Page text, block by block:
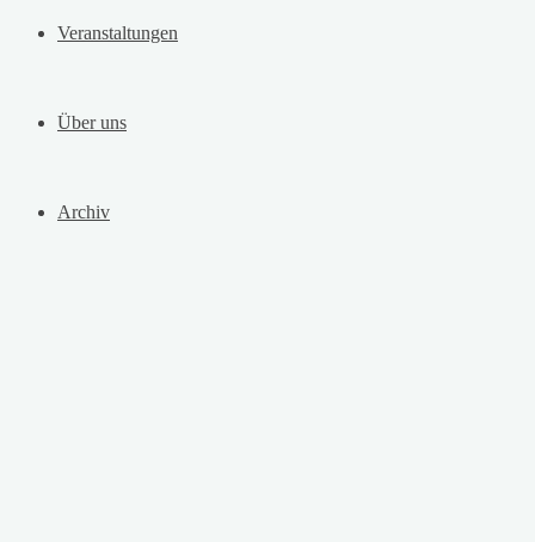
Veranstaltungen
Über uns
Archiv